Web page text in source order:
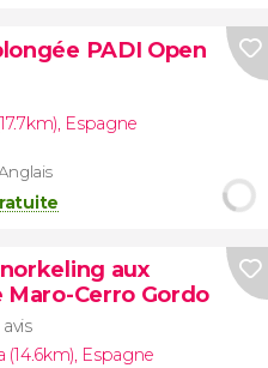
PADI Open
, Espagne
aux
Maro-Cerro Gordo
avis
(14.6km), Espagne